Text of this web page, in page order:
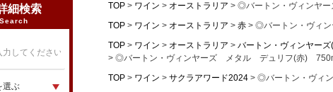
細検索 TOP ワイン オーストラリア
◎バートン・ヴィンヤ
TOP
ワイン オーストラリア 赤
◎バートン・ヴィ
TOP
ワイン オーストラリア
バートン・ヴィンヤー
◎バートン・ヴィンヤーズ メタル デュリフ(赤)
TOP
ワイン サクラアワード2024
◎バートン・ヴィ